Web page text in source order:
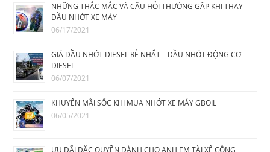
NHỮNG THẮC MẮC VÀ CÂU HỎI THƯỜNG GẶP KHI THAY
DẦU NHỚT XE MÁY
06/17/2021
GIÁ DẦU NHỚT DIESEL RẺ NHẤT – DẦU NHỚT ĐỘNG CƠ
DIESEL
06/07/2021
KHUYẾN MÃI SỐC KHI MUA NHỚT XE MÁY GBOIL
06/05/2021
ƯU ĐÃI ĐẶC QUYỀN DÀNH CHO ANH EM TÀI XẾ CÔNG